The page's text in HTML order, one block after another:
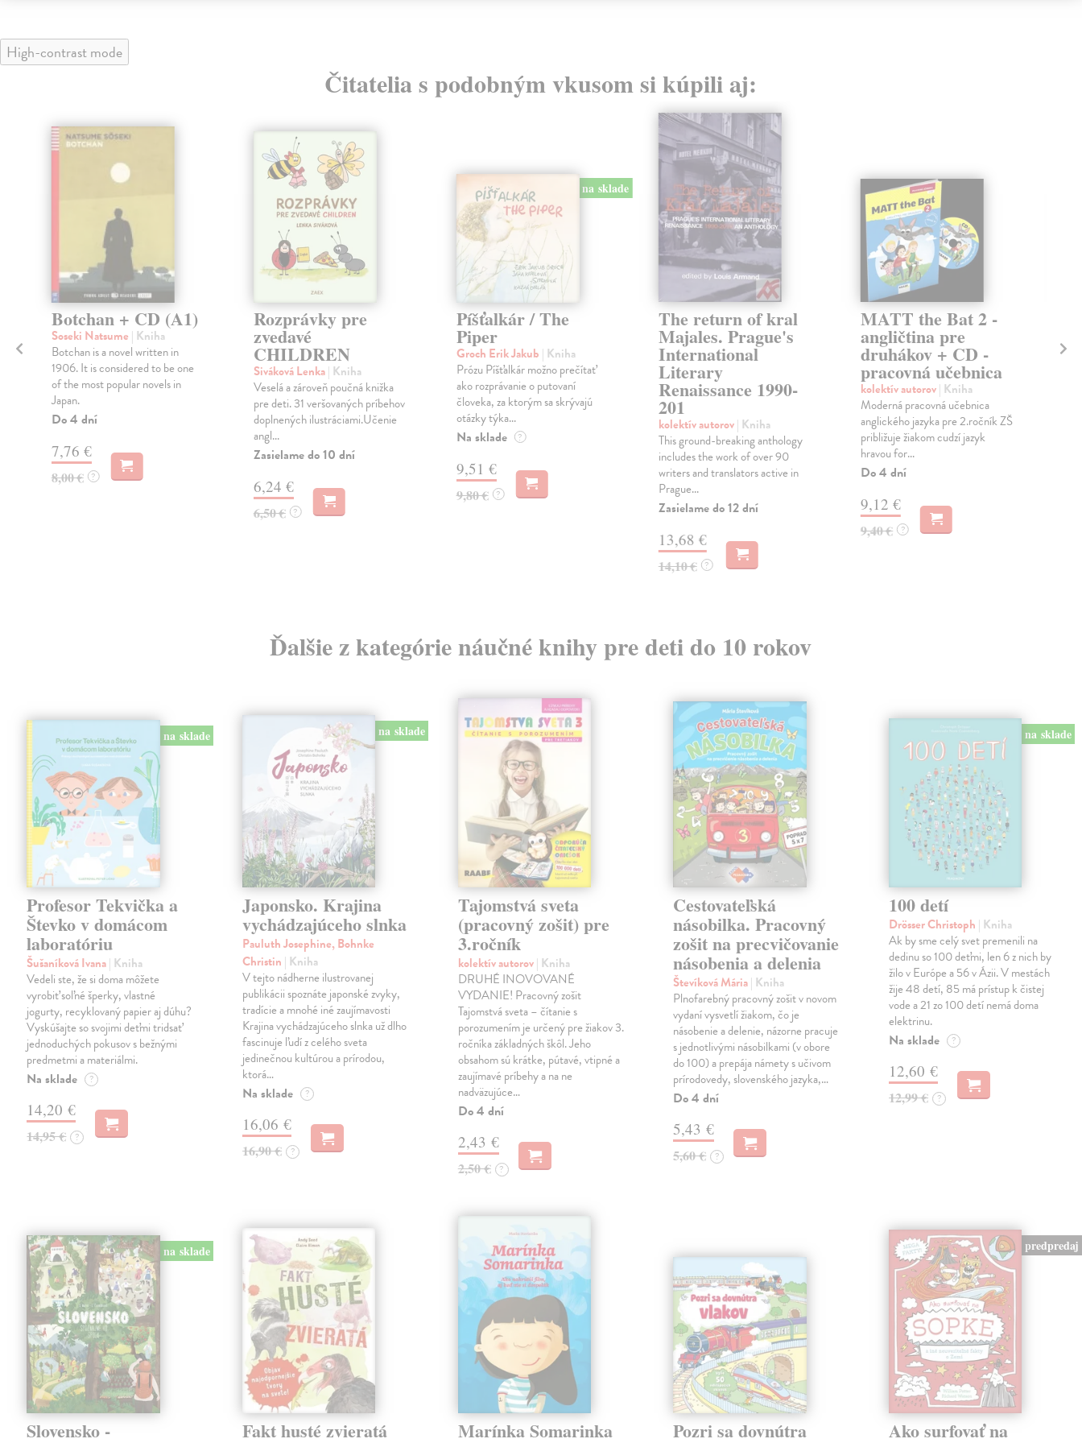
High-contrast mode
Čitatelia s podobným vkusom si kúpili aj:
Botchan + CD (A1)
Soseki Natsume | Kniha
Botchan is a novel written in
1906. It is considered to be one
of the most popular novels in
Japan.
Do 4 dní
7,76 €
8,00 € ?
Rozprávky pre
zvedavé
CHILDREN
Siváková Lenka| Kniha
Veselá a zároveň poučná knižka
pre deti. 31 veršovaných príbehov
doplnených ilustráciami.Učenie
angl...
Zasielame do 10 dní
6,24 €
6,50 € ?
na sklade
Píšťalkár / The
Piper
Groch Erik Jakub | Kniha
Prózu Píšťalkár možno prečítať
ako rozprávanie o putovaní
človeka, za ktorým sa skrývajú
otázky týka...
Na sklade ?
9,51 €
9,80 € ?
The return of kral
Majales. Prague's
International
Literary
Renaissance 1990-
201
kolektív autorov| Kniha
This ground-breaking anthology
includes the work of over 90
writers and translators active in
Prague...
Zasielame do 12 dní
13,68 €
14,10 € ?
MATT the Bat 2 -
angličtina pre
druhákov + CD -
pracovná učebnica
kolektív autorov| Kniha
Moderná pracovná učebnica
anglického jazyka pre 2.ročník ZŠ
približuje žiakom cudzí jazyk
hravou for...
Do 4 dní
9,12 €
9,40 € ?
Ďalšie z kategórie náučné knihy pre deti do 10 rokov
na sklade
Profesor Tekvička a
Števko v domácom
laboratóriu
Šušaníková Ivana| Kniha
Vedeli ste, že si doma môžete
vyrobiť soľné šperky, vlastné
jogurty, recyklovaný papier aj dúhu?
Vyskúšajte so svojimi deťmi tridsať
jednoduchých pokusov s bežnými
predmetmi a materiálmi.
Na sklade ?
14,20 €
14,95 € ?
na sklade
Japonsko. Krajina
vychádzajúceho slnka
Pauluth Josephine, Bohnke
Christin | Kniha
V tejto nádherne ilustrovanej
publikácii spoznáte japonské zvyky,
tradície a mnohé iné zaujímavosti
Krajina vychádzajúceho slnka už dlho
fascinuje ľudí z celého sveta
jedinečnou kultúrou a prírodou,
ktorá…
Na sklade ?
16,06 €
16,90 € ?
Tajomstvá sveta
(pracovný zošit) pre
3.ročník
kolektív autorov| Kniha
DRUHÉ INOVOVANÉ
VYDANIE! Pracovný zošit
Tajomstvá sveta – čítanie s
porozumením je určený pre žiakov 3.
ročníka základných škôl. Jeho
obsahom sú krátke, pútavé, vtipné a
zaujímavé príbehy a na ne
nadväzujúce…
Do 4 dní
2,43 €
2,50 € ?
Cestovateľská
násobilka. Pracovný
zošit na precvičovanie
násobenia a delenia
Števíková Mária| Kniha
Plnofarebný pracovný zošit v novom
vydaní vysvetlí žiakom, čo je
násobenie a delenie, názorne pracuje
s jednotlivými násobilkami (v obore
do 100) a prepája námety s učivom
prírodovedy, slovenského jazyka,…
Do 4 dní
5,43 €
5,60 € ?
na sklade
100 detí
Drösser Christoph | Kniha
Ak by sme celý svet premenili na
dedinu so 100 deťmi, len 6 z nich by
žilo v Európe a 56 v Ázii. V mestách
žije 48 detí, 85 má prístup k čistej
vode a 21 zo 100 detí nemá doma
elektrinu.
Na sklade ?
12,60 €
12,99 € ?
na sklade
Slovensko - Fakt husté zvieratá Marínka Somarinka Pozri sa dovnútra
predpredaj
Ako surfovať na